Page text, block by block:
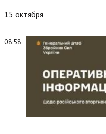
15 октября
08:58